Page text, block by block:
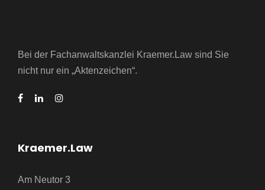
Bei der Fachanwaltskanzlei Kraemer.Law sind Sie
nicht nur ein „Aktenzeichen“.
Kraemer.Law
Am Neutor 3